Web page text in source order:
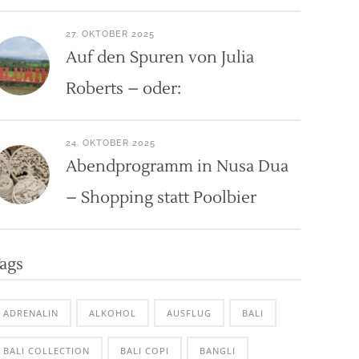
27. OKTOBER 2025
Auf den Spuren von Julia
Roberts – oder:
24. OKTOBER 2025
Abendprogramm in Nusa Dua
– Shopping statt Poolbier
ADRENALIN ALKOHOL AUSFLUG BALI
BALI COLLECTION BALI COPI BANGLI